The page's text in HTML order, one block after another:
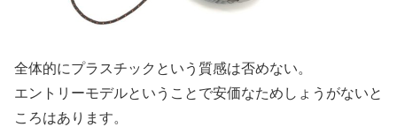
全体的にプラスチックという質感は否めない。
エントリーモデルということで安価なためしょうがないと
ころはあります。